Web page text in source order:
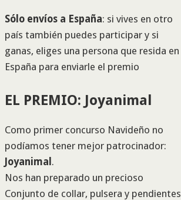
Sólo envíos a España: si vives en otro
país también puedes participar y si
ganas, eliges una persona que resida en
España para enviarle el premio
EL PREMIO: Joyanimal
Como primer concurso Navideño no
podíamos tener mejor patrocinador:
Joyanimal .
Nos han preparado un precioso
Conjunto de collar, pulsera y pendientes